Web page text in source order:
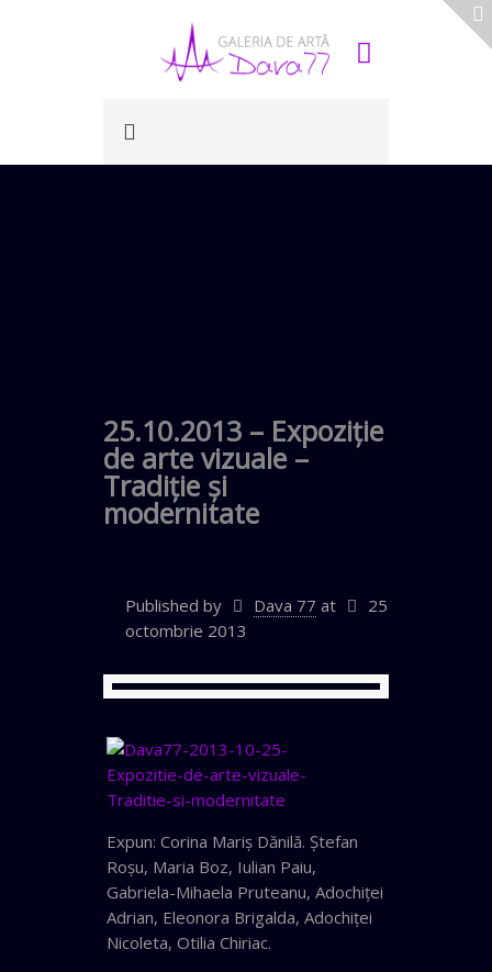
25.10.2013 – Expoziţie
de arte vizuale –
Tradiţie şi
modernitate
Published by Dava 77 at
25
octombrie 2013
Expun: Corina Mariş Dănilă. Ştefan
Roşu, Maria Boz, Iulian Paiu,
Gabriela-Mihaela Pruteanu, Adochiţei
Adrian, Eleonora Brigalda, Adochiţei
Nicoleta, Otilia Chiriac.